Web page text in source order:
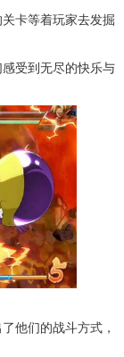
卡等着玩家去发掘
受到无尽的快乐与
他们的战斗方式，